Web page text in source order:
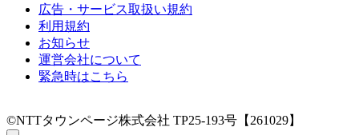
広告・サービス取扱い規約
利用規約
お知らせ
運営会社について
緊急時はこちら
©NTTタウンページ株式会社 TP25-193号【261029】